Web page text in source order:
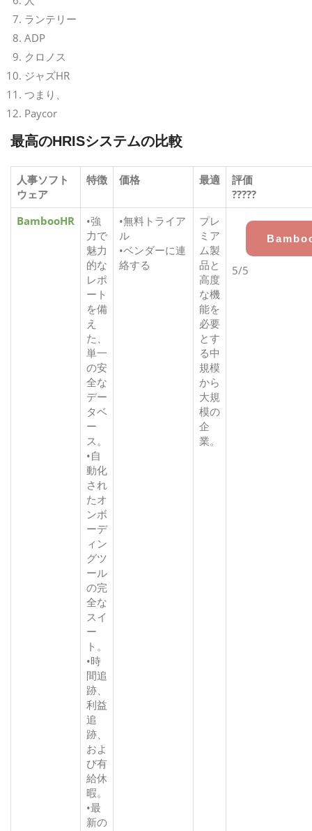
ランテリー
ADP
クロノス
ジャズHR
つまり、
Paycor
最高のHRISシステムの比較
人事ソフト
ウェア
特徴 価格 最適
評価
?????
BambooHR
•強
力で
魅力
的な
レポ
ート
を備
え
た、
単一
の安
全な
デー
タベ
ー
ス。
•自
動化
され
たオ
ンボ
ーデ
ィン
グツ
ール
の完
全な
スイ
ー
ト。
•時
間追
跡、
利益
追
跡、
およ
び有
給休
暇。
•最
新の
•無料トライア
ル
•ベンダーに連
絡する
プレ
ミア
ム製
品と
高度
な機
能を
必要
とす
る中
規模
から
大規
模の
企
業。
5/5